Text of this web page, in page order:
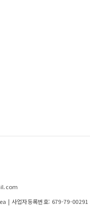
| 사업자등록번호: 679-79-00291